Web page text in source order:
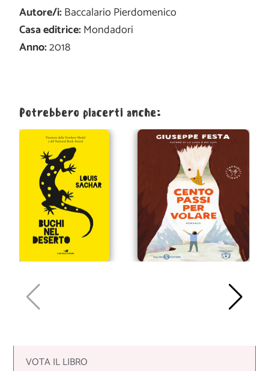
Autore/i:Baccalario Pierdomenico
Casa editrice:Mondadori
Anno:2018
Potrebbero piacerti anche:
VOTA IL LIBRO